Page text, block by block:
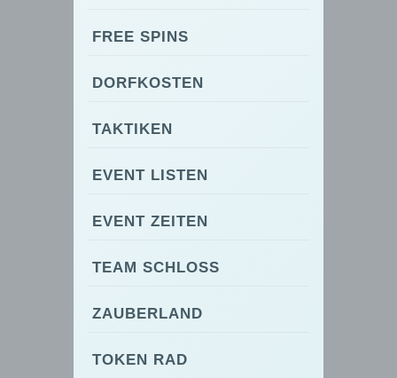
FREE SPINS
DORFKOSTEN
TAKTIKEN
EVENT LISTEN
EVENT ZEITEN
TEAM SCHLOSS
ZAUBERLAND
TOKEN RAD